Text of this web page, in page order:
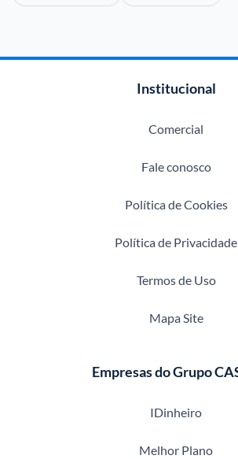
Institucional
Comercial
Fale conosco
Política de Cookies
Política de Privacidade
Termos de Uso
Mapa Site
Empresas do Grupo
IDinheiro
Melhor Plano